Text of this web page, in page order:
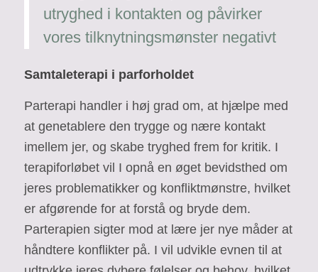
utryghed i kontakten og påvirker
vores tilknytningsmønster negativt
Samtaleterapi i parforholdet
Parterapi handler i høj grad om, at hjælpe med
at genetablere den trygge og nære kontakt
imellem jer, og skabe tryghed frem for kritik. I
terapiforløbet vil I opnå en øget bevidsthed om
jeres problematikker og konfliktmønstre, hvilket
er afgørende for at forstå og bryde dem.
Parterapien sigter mod at lære jer nye måder at
håndtere konflikter på. I vil udvikle evnen til at